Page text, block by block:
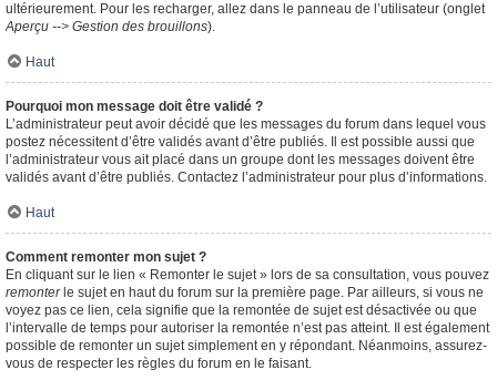
ultérieurement. Pour les recharger, allez dans le panneau de l’utilisateur (onglet
Aperçu --> Gestion des brouillons).
Haut
Pourquoi mon message doit être validé ?
L’administrateur peut avoir décidé que les messages du forum dans lequel vous
postez nécessitent d’être validés avant d’être publiés. Il est possible aussi que
l’administrateur vous ait placé dans un groupe dont les messages doivent être
validés avant d’être publiés. Contactez l’administrateur pour plus d’informations.
Haut
Comment remonter mon sujet ?
En cliquant sur le lien « Remonter le sujet » lors de sa consultation, vous pouvez
remonterle sujet en haut du forum sur la première page. Par ailleurs, si vous ne
voyez pas ce lien, cela signifie que la remontée de sujet est désactivée ou que
l’intervalle de temps pour autoriser la remontée n’est pas atteint. Il est également
possible de remonter un sujet simplement en y répondant. Néanmoins, assurez-
vous de respecter les règles du forum en le faisant.